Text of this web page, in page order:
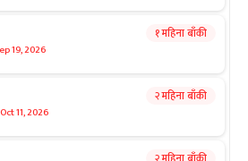
19, 2026
१ महिना बाँकी
Oct 11, 2026
२ महिना बाँकी